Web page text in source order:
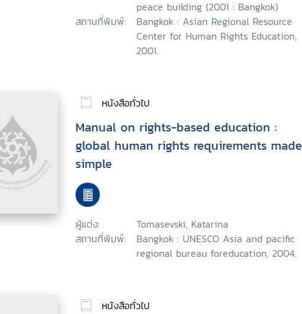
peace building (2001 : Bangkok)
สถานที่พิมพ์:
Bangkok : Asian Regional Resource
Center for Human Rights Education,
2001.
หนังสือทั่วไป
Manual on rights-based education :
global human rights requirements made
simple
ผู้แต่ง:
Tomasevski, Katarina
สถานที่พิมพ์:
Bangkok : UNESCO Asia and pacific
regional bureau foreducation, 2004.
หนังสือทั่วไป